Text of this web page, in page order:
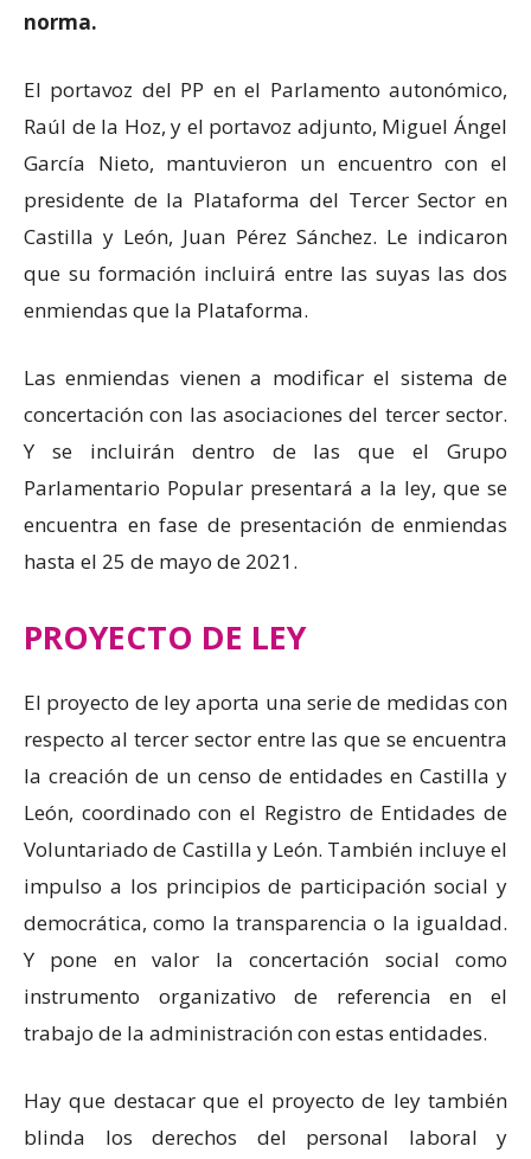
norma.
El portavoz del PP en el Parlamento autonómico,
Raúl de la Hoz, y el portavoz adjunto, Miguel Ángel
García Nieto, mantuvieron un encuentro con el
presidente de la Plataforma del Tercer Sector en
Castilla y León, Juan Pérez Sánchez. Le indicaron
que su formación incluirá entre las suyas las dos
enmiendas que la Plataforma.
Las enmiendas vienen a modificar el sistema de
concertación con las asociaciones del tercer sector.
Y se incluirán dentro de las que el Grupo
Parlamentario Popular presentará a la ley, que se
encuentra en fase de presentación de enmiendas
hasta el 25 de mayo de 2021.
PROYECTO DE LEY
El proyecto de ley aporta una serie de medidas con
respecto al tercer sector entre las que se encuentra
la creación de un censo de entidades en Castilla y
León, coordinado con el Registro de Entidades de
Voluntariado de Castilla y León. También incluye el
impulso a los principios de participación social y
democrática, como la transparencia o la igualdad.
Y pone en valor la concertación social como
instrumento organizativo de referencia en el
trabajo de la administración con estas entidades.
Hay que destacar que el proyecto de ley también
blinda los derechos del personal laboral y